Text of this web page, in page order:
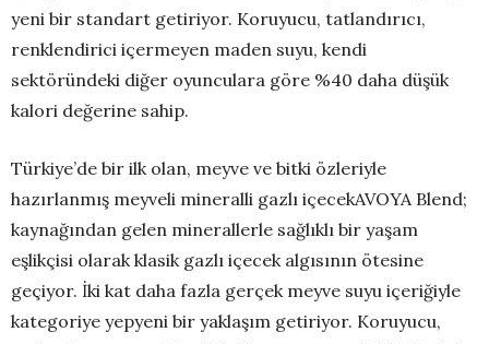
yeni bir standart getiriyor. Koruyucu, tatlandırıcı,
renklendirici içermeyen maden suyu, kendi
sektöründeki diğer oyunculara göre %40 daha düşük
kalori değerine sahip.
Türkiye’de bir ilk olan, meyve ve bitki özleriyle
hazırlanmış meyveli mineralli gazlı içecekAVOYA Blend;
kaynağından gelen minerallerle sağlıklı bir yaşam
eşlikçisi olarak klasik gazlı içecek algısının ötesine
geçiyor. İki kat daha fazla gerçek meyve suyu içeriğiyle
kategoriye yepyeni bir yaklaşım getiriyor. Koruyucu,